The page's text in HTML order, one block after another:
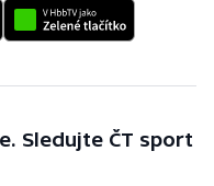
Sledujte ČT sport